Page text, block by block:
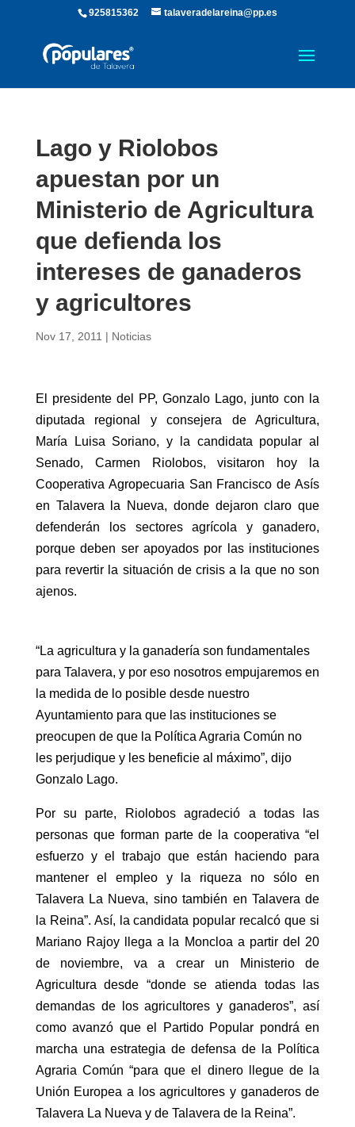
925815362 talaveradelareina@pp.es
Lago y Riolobos
apuestan por un
Ministerio de Agricultura
que defienda los
intereses de ganaderos
y agricultores
Nov 17, 2011 | Noticias
El presidente del PP, Gonzalo Lago, junto con la
diputada regional y consejera de Agricultura,
María Luisa Soriano, y la candidata popular al
Senado, Carmen Riolobos, visitaron hoy la
Cooperativa Agropecuaria San Francisco de Asís
en Talavera la Nueva, donde dejaron claro que
defenderán los sectores agrícola y ganadero,
porque deben ser apoyados por las instituciones
para revertir la situación de crisis a la que no son
ajenos.
“La agricultura y la ganadería son fundamentales
para Talavera, y por eso nosotros empujaremos en
la medida de lo posible desde nuestro
Ayuntamiento para que las instituciones se
preocupen de que la Política Agraria Común no
les perjudique y les beneficie al máximo”, dijo
Gonzalo Lago.
Por su parte, Riolobos agradeció a todas las
personas que forman parte de la cooperativa “el
esfuerzo y el trabajo que están haciendo para
mantener el empleo y la riqueza no sólo en
Talavera La Nueva, sino también en Talavera de
la Reina”. Así, la candidata popular recalcó que si
Mariano Rajoy llega a la Moncloa a partir del 20
de noviembre, va a crear un Ministerio de
Agricultura desde “donde se atienda todas las
demandas de los agricultores y ganaderos”, así
como avanzó que el Partido Popular pondrá en
marcha una estrategia de defensa de la Política
Agraria Común “para que el dinero llegue de la
Unión Europea a los agricultores y ganaderos de
Talavera La Nueva y de Talavera de la Reina”.